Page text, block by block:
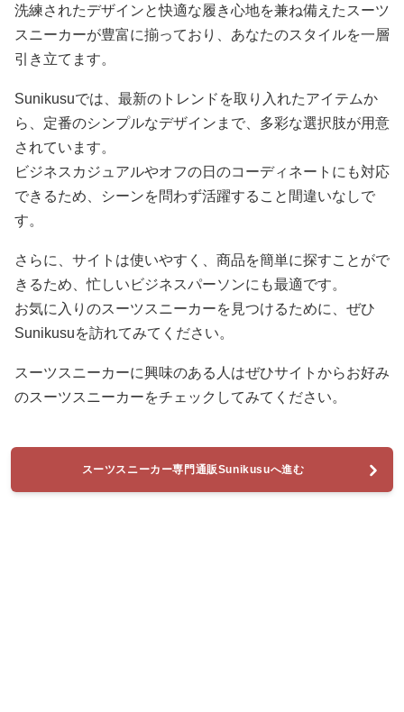
洗練されたデザインと快適な履き心地を兼ね備えたスーツ
スニーカーが豊富に揃っており、あなたのスタイルを一層
引き立てます。
Sunikusuでは、最新のトレンドを取り入れたアイテムか
ら、定番のシンプルなデザインまで、多彩な選択肢が用意
されています。
ビジネスカジュアルやオフの日のコーディネートにも対応
できるため、シーンを問わず活躍すること間違いなしで
す。
さらに、サイトは使いやすく、商品を簡単に探すことがで
きるため、忙しいビジネスパーソンにも最適です。
お気に入りのスーツスニーカーを見つけるために、ぜひ
Sunikusuを訪れてみてください。
スーツスニーカーに興味のある人はぜひサイトからお好み
のスーツスニーカーをチェックしてみてください。
スーツスニーカー専門通販Sunikusuへ進む